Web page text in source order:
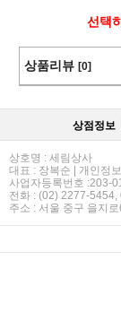
선택
상품리뷰 [0]
상점정보
상호명 : 세림상사
대표 : 장복순 | 개인정
사업자등록번호 :203-
전화 : (02) 2277-
주소 : 서울 중구 을지